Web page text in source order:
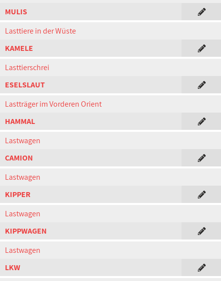
MULIS
Lasttiere in der Wüste
KAMELE
Lasttierschrei
ESELSLAUT
Lastträger im Vorderen Orient
HAMMAL
Lastwagen
CAMION
Lastwagen
KIPPER
Lastwagen
KIPPWAGEN
Lastwagen
LKW